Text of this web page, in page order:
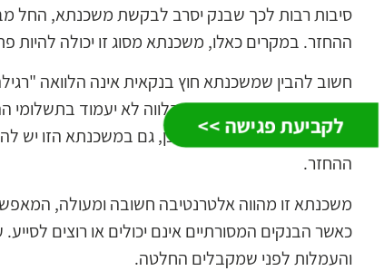
לקביעת פגישה >>
סיבות רבות לכך שבנק יסרב לבקשת משכנתא, החל
ההחזר. במקרים כאלו, משכנתא מסוג זו יכולה להיות
חשוב להבין שמשכנתא חוץ בנקאית אינה הלוואה
באמצעות הנכס עצמו. אם הלווה לא יעמוד בתשלומי
אותו כדי לכסות את החוב. לכן, גם במשכנתא הזו יש
ההחזר.
משכנתא זו מהווה אלטרנטיבה חשובה ומעולה,
כאשר הבנקים המסורתיים אינם יכולים או רוצים
והעמלות לפני שמקבלים החלטה.